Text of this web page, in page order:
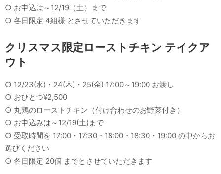
○ お申込は～12/19（土）まで
○ 各日限定 4組様 とさせていただきます
クリスマス限定ローストチキン テイクア
ウト
○ 12/23(水)・24(木)・25(金) 17:00～19:00 お渡し
○ おひとつ¥2,500
○ 丸鶏のローストチキン（付け合わせのお野菜付き）
○ お申込みは～12/19(土)まで
○ 受取時間を 17:00・17:30・18:00・18:30・19:00 の中からお
選びください
○ 各日限定 20個 までとさせていただきます